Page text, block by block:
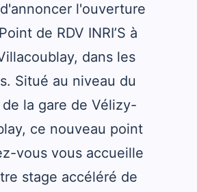
l'ouverture
de RDV INRI’S à
dans les
Situé au niveau du
la gare de Vélizy-
ce nouveau point
vous vous accueille
stage accéléré de